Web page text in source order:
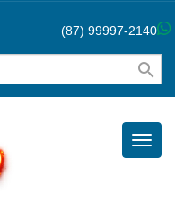
(87) 99997-2140
search
Menu